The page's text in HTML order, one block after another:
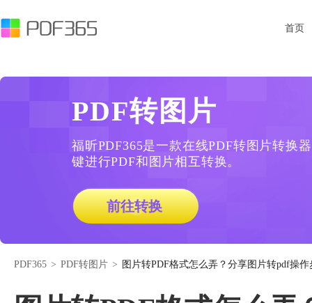
首页
PDF转图片
福昕PDF365是一款在线PDF转图片转换
键进行PDF和图片相互转换。
前往转换
PDF365 > PDF转图片 > 图片转PDF格式怎么弄？分享图片转pdf操作